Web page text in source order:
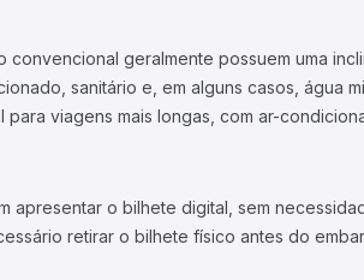
convencional geralmente possuem uma
sanitário e, em alguns casos, água
para viagens mais longas, com ar-
apresentar o bilhete digital, sem
retirar o bilhete físico antes do